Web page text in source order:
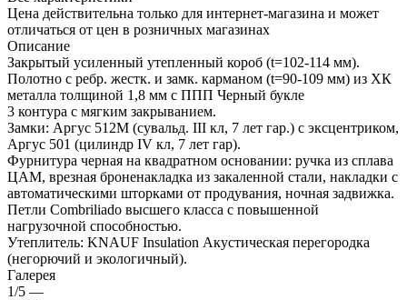
Цена действительна только для интернет-магазина и может
отличаться от цен в розничных магазинах
Описание
Закрытый усиленный утепленный короб (t=102-114 мм).
Полотно с ребр. жестк. и замк. карманом (t=90-109 мм) из ХК
металла толщиной 1,8 мм с ППП Черный букле
3 контура с мягким закрыванием.
Замки: Аргус 512М (сувальд. III кл, 7 лет гар.) с эксцентриком,
Аргус 501 (цилиндр IV кл, 7 лет гар).
Фурнитура черная на квадратном основании: ручка из сплава
ЦАМ, врезная броненакладка из закаленной стали, накладки с
автоматическими шторками от продувания, ночная задвижка.
Петли Combriliado высшего класса с повышенной
нагрузочной способностью.
Утеплитель: KNAUF Insulation Акустическая перегородка
(негорючий и экологичный).
Галерея
1/5 —